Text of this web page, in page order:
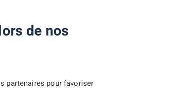
de nos
partenaires pour favoriser